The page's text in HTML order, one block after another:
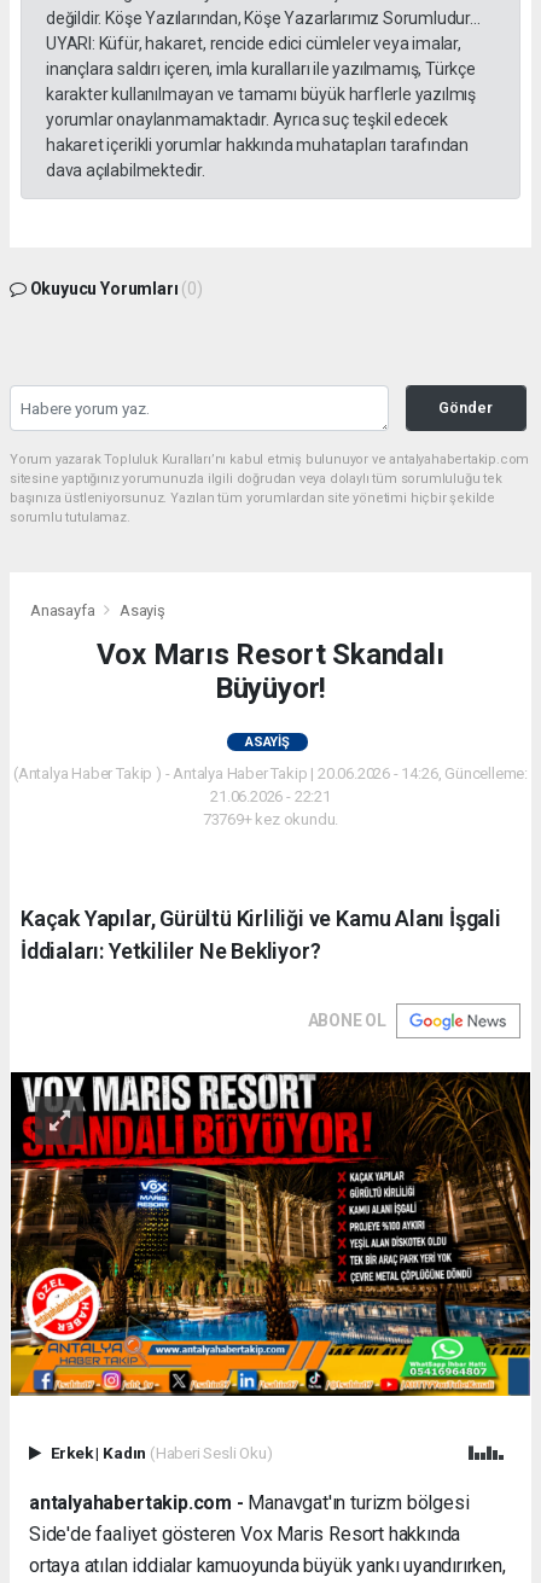
değildir. Köşe Yazılarından, Köşe Yazarlarımız Sorumludur...
UYARI: Küfür, hakaret, rencide edici cümleler veya imalar,
inançlara saldırı içeren, imla kuralları ile yazılmamış, Türkçe
karakter kullanılmayan ve tamamı büyük harflerle yazılmış
yorumlar onaylanmamaktadır. Ayrıca suç teşkil edecek
hakaret içerikli yorumlar hakkında muhatapları tarafından
dava açılabilmektedir.
Okuyucu Yorumları (0)
Gönder
Yorum yazarak Topluluk Kuralları’nı kabul etmiş bulunuyor ve antalyahabertakip.com
sitesine yaptığınız yorumunuzla ilgili doğrudan veya dolaylı tüm sorumluluğu tek
başınıza üstleniyorsunuz. Yazılan tüm yorumlardan site yönetimi hiçbir şekilde
sorumlu tutulamaz.
Anasayfa Asayiş
Vox Marıs Resort Skandalı
Büyüyor!
ASAYIŞ
(Antalya Haber Takip ) - Antalya Haber Takip | 20.06.2026 - 14:26, Güncelleme:
21.06.2026 - 22:21
73769+ kez okundu.
Kaçak Yapılar, Gürültü Kirliliği ve Kamu Alanı İşgali
İddiaları: Yetkililer Ne Bekliyor?
ABONE OL
Erkek| Kadın (Haberi Sesli Oku)
antalyahabertakip.com - Manavgat'ın turizm bölgesi
Side'de faaliyet gösteren Vox Maris Resort hakkında
ortaya atılan iddialar kamuoyunda büyük yankı uyandırırken,